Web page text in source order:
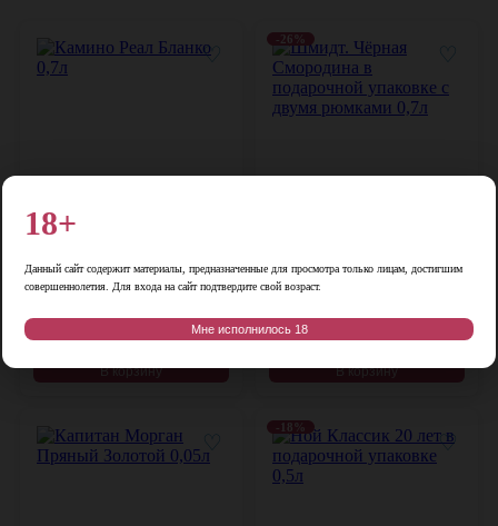
♡
В корзину
-26%
1 249
упаковке с двумя рюмками 0,7л
Беларусь, 0,7 л, 40%
В корзину
-18%
♡
18+
Данный сайт содержит материалы, предназначенные для просмотра только лицам, достигшим
совершеннолетия. Для входа на сайт подтвердите свой возраст.
Мне исполнилось 18